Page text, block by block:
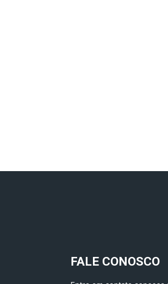
FALE CONOSCO